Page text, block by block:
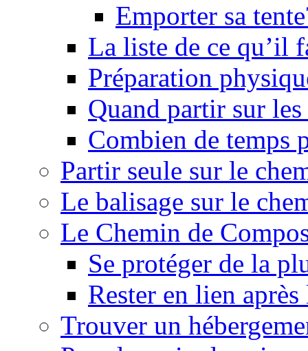
Emporter sa
La liste de ce qu’il
Préparation
Quand partir sur
Combien de
Partir seule sur le
Le balisage sur le
Le Chemin de
Se protéger de la
Rester en lien
Trouver un